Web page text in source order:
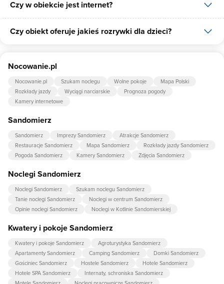
Tak, Gościniec Husarski posiada bezpłatny parking dla gości na 5
miejsc.
Czy w obiekcie jest internet?
Tak, Gościniec Husarski udostępnia dla swoich gości internet.
Czy obiekt oferuje jakieś rozrywki dla dzieci?
huśtawka.
Nocowanie.pl
Nocowanie.pl Szukam noclegu Wolne pokoje
Mapa Polski
Rozkłady jazdy
Wyciągi narciarskie
Prognoza pogody
Kamery internetowe
Sandomierz
Sandomierz Imprezy Sandomierz
Atrakcje Sandomierz
Restauracje Sandomierz
Mapa Sandomierz
Rozkłady jazdy Sandomierz
Pogoda Sandomierz
Kamery Sandomierz Zdjęcia Sandomierz
Noclegi Sandomierz
Noclegi Sandomierz
Szukam noclegu Sandomierz
Tanie noclegi Sandomierz
Noclegi w centrum Sandomierz
Opinie noclegi Sandomierz
Noclegi w Kotlinie Sandomierskiej
Kwatery i pokoje Sandomierz
Kwatery i pokoje Sandomierz
Agroturystyka Sandomierz
Apartamenty Sandomierz
Camping Sandomierz
Domki Sandomierz
Gościniec Sandomierz
Hostele Sandomierz
Hotele Sandomierz
Hotele SPA Sandomierz
Internaty, schroniska Sandomierz